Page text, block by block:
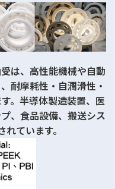
は、高性能機械や自動
耐摩耗性・自潤滑性・
。半導体製造装置、医
、食品設備、搬送シス
ています。